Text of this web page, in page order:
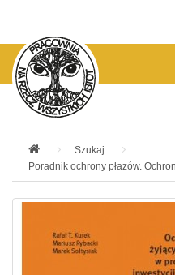
Kategorie
Szukaj
Poradnik ochrony płazów.